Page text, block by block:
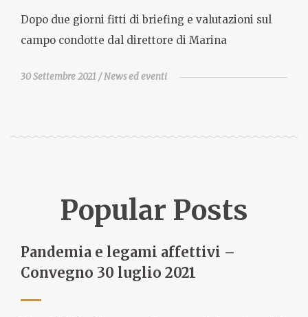
Dopo due giorni fitti di briefing e valutazioni sul
campo condotte dal direttore di Marina
30 Settembre 2021 News ed eventi
Popular Posts
Pandemia e legami affettivi –
Convegno 30 luglio 2021